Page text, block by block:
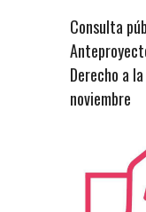
Consulta
Derecho a
noviembre